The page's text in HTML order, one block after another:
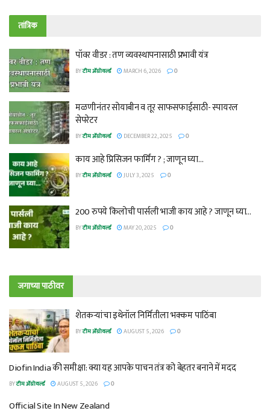
तांत्रिक
पॉवर वीडर : तण व्यवस्थापनासाठी प्रभावी यंत्र
BYटीम ॲग्रोवर्ल्ड MARCH 6, 2026 0
मळणीनंतर सोयाबीन व तूर साफसफाईसाठी- स्पायरल
सेपरेटर
BYटीम ॲग्रोवर्ल्ड DECEMBER 22, 2025 0
काय आहे प्रिसिजन फार्मिंग ? ; जाणून घ्या…
BYटीम ॲग्रोवर्ल्ड JULY 3, 2025 0
200 रुपये किलोची पार्सली भाजी काय आहे ? जाणून घ्या…
BYटीम ॲग्रोवर्ल्ड MAY 20, 2025 0
जगाच्या पाठीवर
शेतकऱ्यांचा इथेनॉल निर्मितीला भक्कम पाठिंबा
BYटीम ॲग्रोवर्ल्ड AUGUST 5, 2026 0
Diofin India की समीक्षा: क्या यह आपके पाचन तंत्र को बेहतर बनाने में मदद
BYटीम ॲग्रोवर्ल्ड AUGUST 5, 2026 0
Official Site In New Zealand